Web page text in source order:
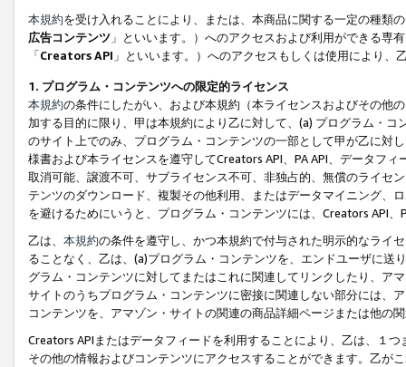
本規約を受け入れることにより、または、本商品に関する一定の種類
広告コンテンツ 」といいます。）へのアクセスおよび利用ができる専
「Creators API 」といいます。）へのアクセスもしくは使用により
1. プログラム・コンテンツへの限定的ライセンス
本規約の条件にしたがい、および本規約（本ライセンスおよびその他
加する目的に限り、甲は本規約により乙に対して、(a) プログラム・
のサイト上でのみ、プログラム・コンテンツの一部として甲が乙に対
様書および本ライセンスを遵守してCreators API、PA API、データフ
取消可能、譲渡不可、サブライセンス不可、非独占的、無償のライセ
テンツのダウンロード、複製その他利用、またはデータマイニング、
を避けるためにいうと、プログラム・コンテンツには、Creators API
乙は、 本規約の条件を遵守し、かつ本規約で付与された明示的なライ
ることなく、乙は、(a)プログラム・コンテンツを、エンドユーザに
グラム・コンテンツに対してまたはこれに関連してリンクしたり、ア
サイトのうちプログラム・コンテンツに密接に関連しない部分には、
コンテンツを、アマゾン・サイトの関連の商品詳細ページまたは他の
Creators APIまたはデータフィードを利用することにより、乙は、１
その他の情報およびコンテンツにアクセスすることができます。乙が